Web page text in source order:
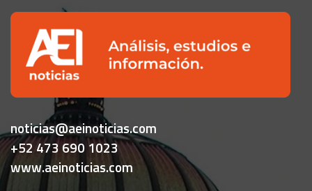
noticias@aeinoticias.com
+52 473 690 1023
www.aeinoticias.com